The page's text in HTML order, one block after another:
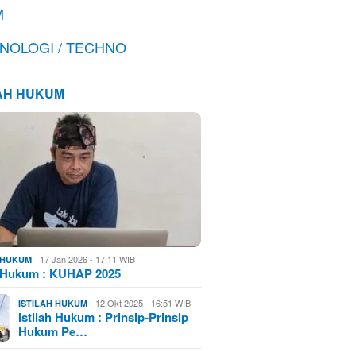
/ TECHNO
HUKUM
17 Jan 2026 - 17:11 WIB
: KUHAP 2025
ISTILAH HUKUM 12 Okt 2025 - 16:51 WIB
Istilah Hukum : Prinsip-Prinsip
Hukum Pe…